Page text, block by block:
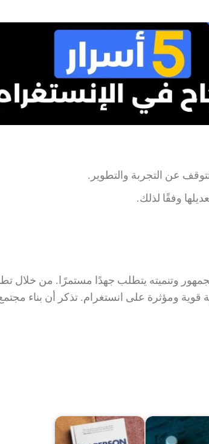
عن التجربة والتطوير.
وفقًا لذلك.
الجمهور وتنميته يتطلب جهدًا مستمرًا. من خلال
قوية ومؤثرة على انستغرام. تذكر أن بناء